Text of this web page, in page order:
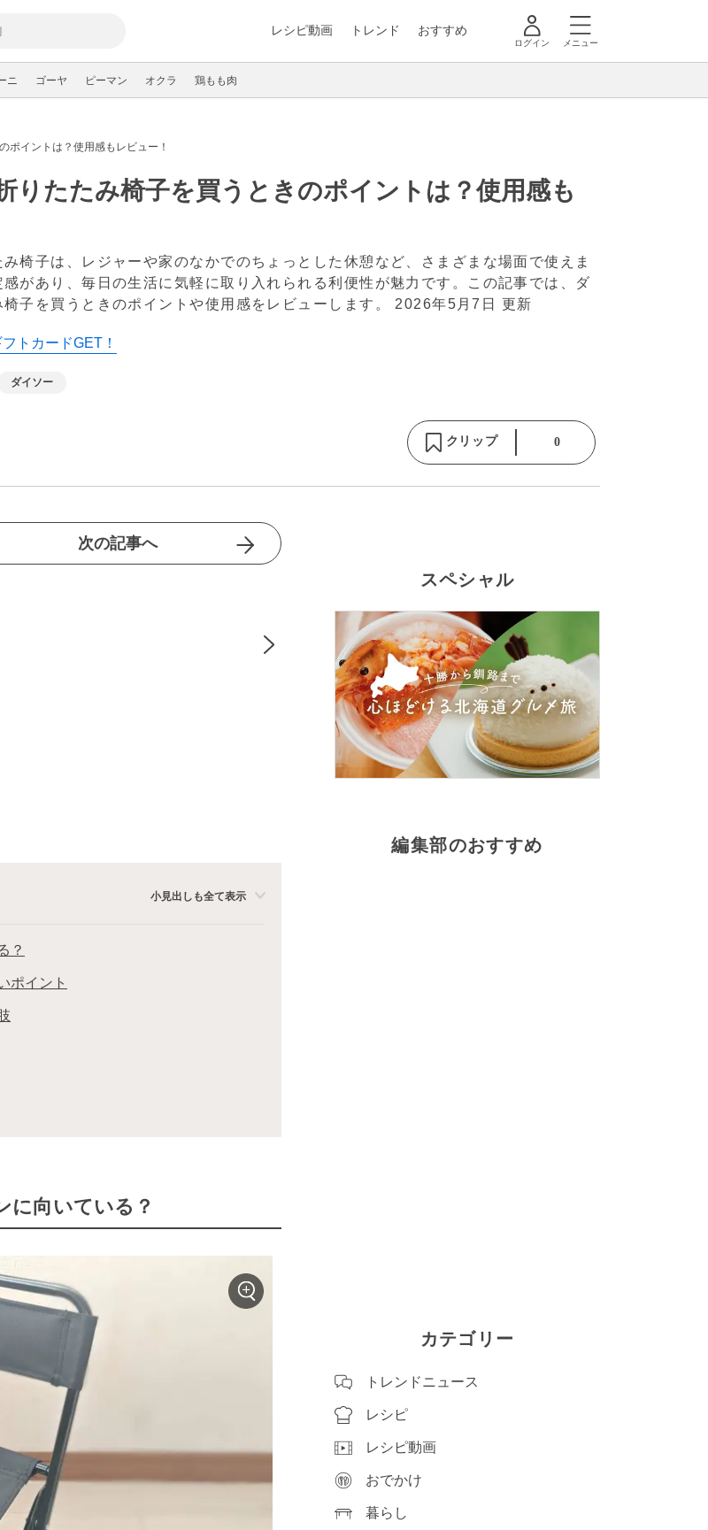
レシピ動画 トレンド おすすめ
ログイン メニュー
ニ ゴーヤ ピーマン オクラ 鶏もも肉
ポイントは？使用感もレビュー！
りたたみ椅子を買うときのポイントは？使用感も
椅子は、レジャーや家のなかでのちょっとした休憩など、さまざまな場面で使えま
があり、毎日の生活に気軽に取り入れられる利便性が魅力です。この記事では、ダ
子を買うときのポイントや使用感をレビューします。 2026年5月7日 更新
トカードGET！
ダイソー
クリップ 0
次の記事へ
小見出しも全て表示
？
ポイント
に向いている？
スペシャル
編集部のおすすめ
カテゴリー
トレンドニュース
レシピ
レシピ動画
おでかけ
暮らし